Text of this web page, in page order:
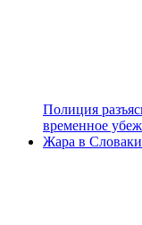
Полиция
временное
Жара в